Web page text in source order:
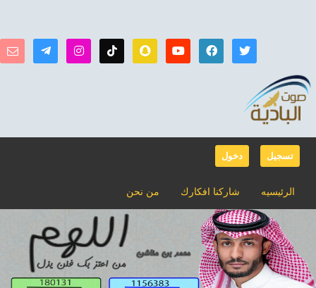
دخول تسجيل
من نحن شاركنا افكارك الرئيسيه